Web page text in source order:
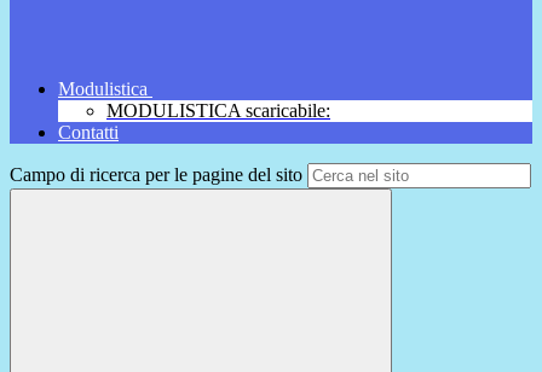
Modulistica
MODULISTICA scaricabile:
Contatti
Campo di ricerca per le pagine del sito